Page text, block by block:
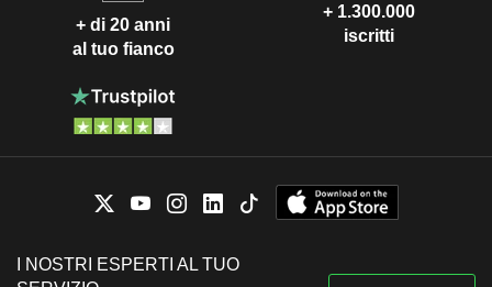
+ di 20 anni
al tuo fianco
+ 1.300.000
iscritti
I NOSTRI ESPERTI AL TUO